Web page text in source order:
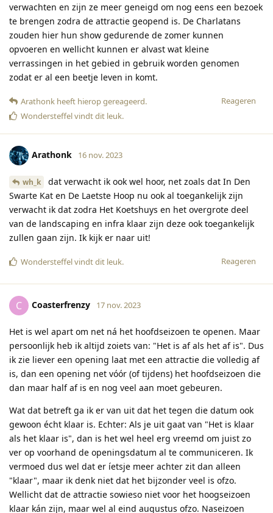
verwachten en zijn ze meer geneigd om nog eens een bezoek
te brengen zodra de attractie geopend is. De Charlatans
zouden hier hun show gedurende de zomer kunnen
opvoeren en wellicht kunnen er alvast wat kleine
verrassingen in het gebied in gebruik worden genomen
zodat er al een beetje leven in komt.
Reageren
Arathonk heeft hierop gereageerd.
Wondersteffelvindt dit leuk.
Arathonk 16 nov. 2023
wh_k
dat verwacht ik ook wel hoor, net zoals dat In Den
Swarte Kat en De Laetste Hoop nu ook al toegankelijk zijn
verwacht ik dat zodra Het Koetshuys en het overgrote deel
van de landscaping en infra klaar zijn deze ook toegankelijk
zullen gaan zijn. Ik kijk er naar uit!
Reageren
Wondersteffelvindt dit leuk.
C Coasterfrenzy 17 nov. 2023
Het is wel apart om net ná het hoofdseizoen te openen. Maar
persoonlijk heb ik altijd zoiets van: "Het is af als het af is". Dus
ik zie liever een opening laat met een attractie die volledig af
is, dan een opening net vóór (of tijdens) het hoofdseizoen die
dan maar half af is en nog veel aan moet gebeuren.
Wat dat betreft ga ik er van uit dat het tegen die datum ook
gewoon écht klaar is. Echter: Als je uit gaat van "Het is klaar
als het klaar is", dan is het wel heel erg vreemd om juist zo
ver op voorhand de openingsdatum al te communiceren. Ik
vermoed dus wel dat er íetsje meer achter zit dan alleen
"klaar", maar ik denk niet dat het bijzonder veel is ofzo.
Wellicht dat de attractie sowieso niet voor het hoogseizoen
klaar kán zijn, maar wel al eind augustus ofzo. Naseizoen